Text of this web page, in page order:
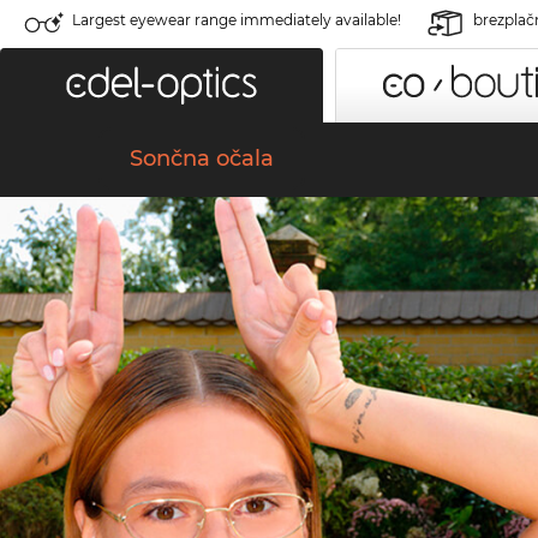
Largest eyewear range immediately available!
Sončna očala